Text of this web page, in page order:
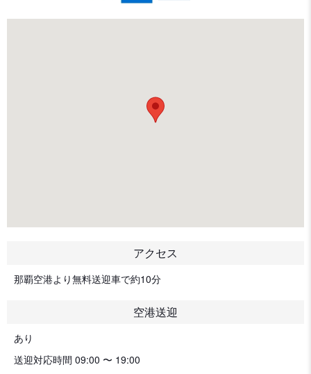
アクセス
那覇空港より無料送迎車で約10分
空港送迎
あり
送迎対応時間 09:00 〜 19:00